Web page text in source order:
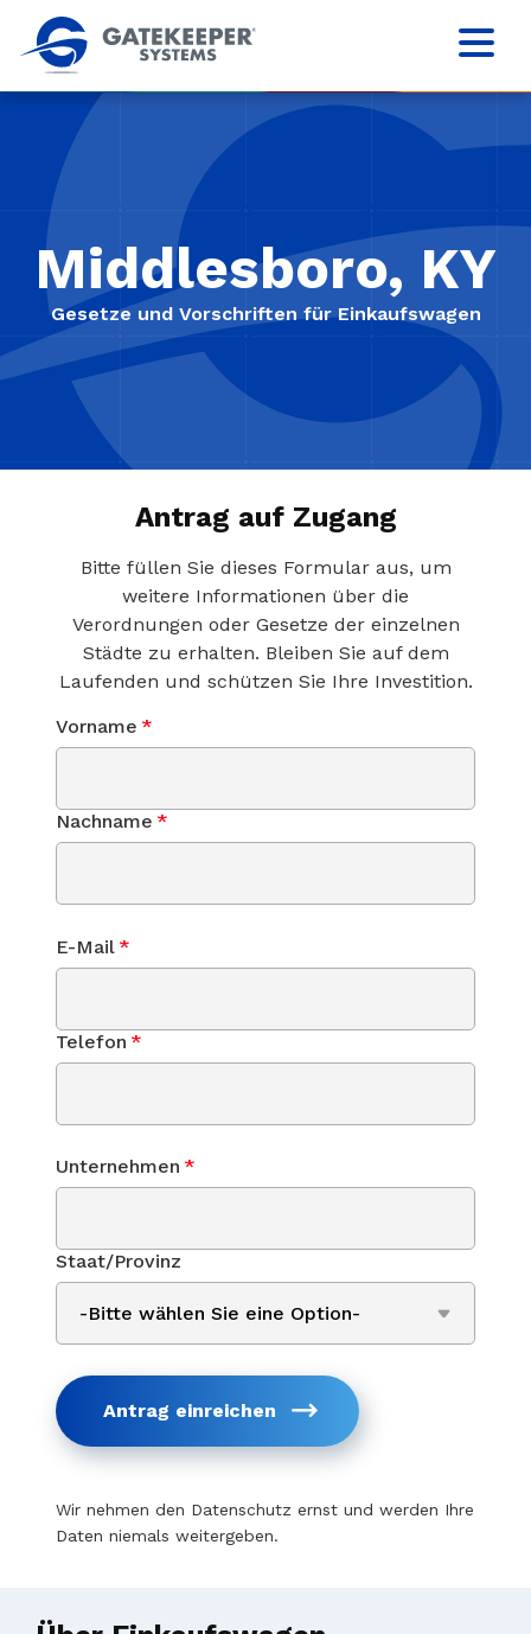
Middlesboro, KY
Gesetze und Vorschriften für Einkaufswagen
Antrag auf Zugang
Bitte füllen Sie dieses Formular aus, um
weitere Informationen über die
Verordnungen oder Gesetze der einzelnen
Städte zu erhalten. Bleiben Sie auf dem
Laufenden und schützen Sie Ihre Investition.
Vorname *
Nachname *
E-Mail *
Telefon *
Unternehmen *
Staat/Provinz
Antrag einreichen
Wir nehmen den Datenschutz ernst und werden Ihre
Daten niemals weitergeben.